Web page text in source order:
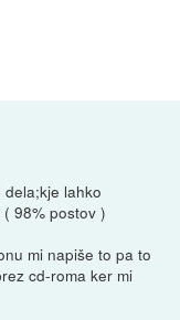
lahko
98% postov )
mi napiše to pa to
cd-roma ker mi